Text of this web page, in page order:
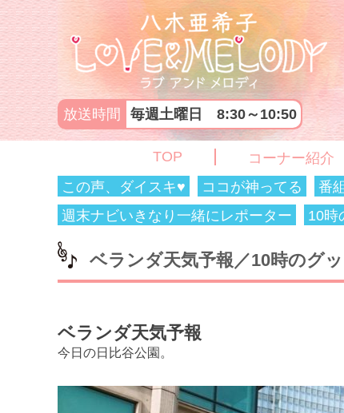
放送時間 毎週土曜日 8:30～10:50
TOP コーナー紹介
この声、ダイスキ♥
ココが神ってる 番
週末ナビいきなり一緒にレポーター
10時
ベランダ天気予報／10時のグ
ベランダ天気予報
今日の日比谷公園。